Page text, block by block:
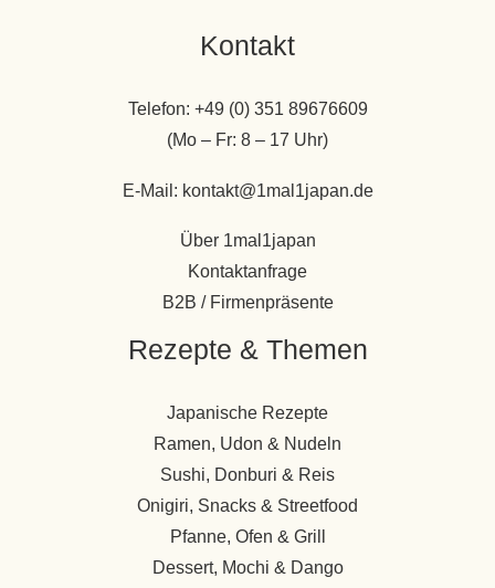
Kontakt
Telefon: +49 (0) 351 89676609
(Mo – Fr: 8 – 17 Uhr)
E-Mail: kontakt@1mal1japan.de
Über 1mal1japan
Kontaktanfrage
B2B / Firmenpräsente
Rezepte & Themen
Japanische Rezepte
Ramen, Udon & Nudeln
Sushi, Donburi & Reis
Onigiri, Snacks & Streetfood
Pfanne, Ofen & Grill
Dessert, Mochi & Dango